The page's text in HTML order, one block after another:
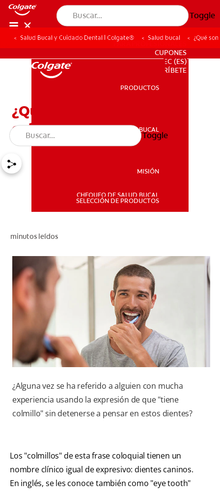
Toggle
SALUD BUCAL
PARA PROFESIONALES
SUSCRÍBETE
PARA PROFESIONALES
CUPONES
EC (ES)
SUSCRÍBETE
PRODUCTOS
SALUD BUCAL
MISIÓN
CHEQUEO DE SALUD BUCAL
SELECCIÓN DE PRODUCTOS
Toggle
Salud Bucal y Cuidado Dental | Colgate® Salud bucal ¿Qué
¿Qué son los dientes
colmillo?
minutos leídos
¿Alguna vez se ha referido a alguien con mucha
experiencia usando la expresión de que "tiene
colmillo" sin detenerse a pensar en estos dientes?
Los "colmillos" de esta frase coloquial tienen un
nombre clínico igual de expresivo: dientes caninos.
En inglés, se les conoce también como "eye tooth"